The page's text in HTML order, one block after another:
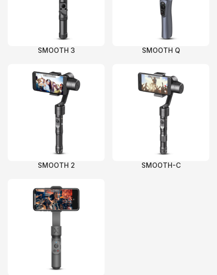
SMOOTH 3 SMOOTH Q
SMOOTH 2 SMOOTH-C